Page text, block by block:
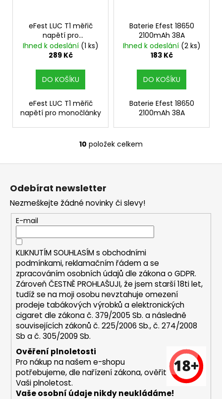
eFest LUC T1 měřič
napětí pro
monočlánky
Ihned k odeslání (1 ks)
289 Kč
DO KOŠÍKU
eFest LUC T1 měřič
napětí pro monočlánky
Baterie Efest 18650
2100mAh 38A
Ihned k odeslání (2 ks)
183 Kč
DO KOŠÍKU
Baterie Efest 18650
2100mAh 38A
O
v
a
c
í
p
r
v
k
y
v
ý
p
i
10 položek celkem
Z
Odebírat newsletter
Nezmeškejte žádné novinky či slevy!
E-mail
KLIKNUTÍM SOUHLASÍM s obchodními
podmínkami,reklamačním řádem a se
zpracováním osobních údajů dle zákona oGDPR.
Zároveň ČESTNĚ PROHLAŠUJI, že jsem starší 18ti let,
tudíž se na moji osobu nevztahuje omezení
prodeje tabákových výrobků a elektronických
cigaret dle zákona č. 379/2005 Sb. a následně
souvisejících zákonů č. 225/2006 Sb., č. 274/2008
Sb a č. 305/2009 Sb.
Ověření plnoletosti
Pro nákup na našem e-shopu
potřebujeme, dle nařízení zákona, ověřit
Vaši plnoletost.
Vaše osobní údaje nikdy neukládáme!